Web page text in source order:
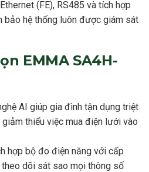
(FE), RS485 và tích hợp
bảo hệ thống luôn được giám sát
EMMA SA4H-
AI giúp gia đình tận dụng triệt
thiểu việc mua điện lưới vào
hợp bộ đo điện năng với cấp
dõi sát sao mọi thông số